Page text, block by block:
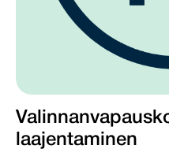
laajentaminen